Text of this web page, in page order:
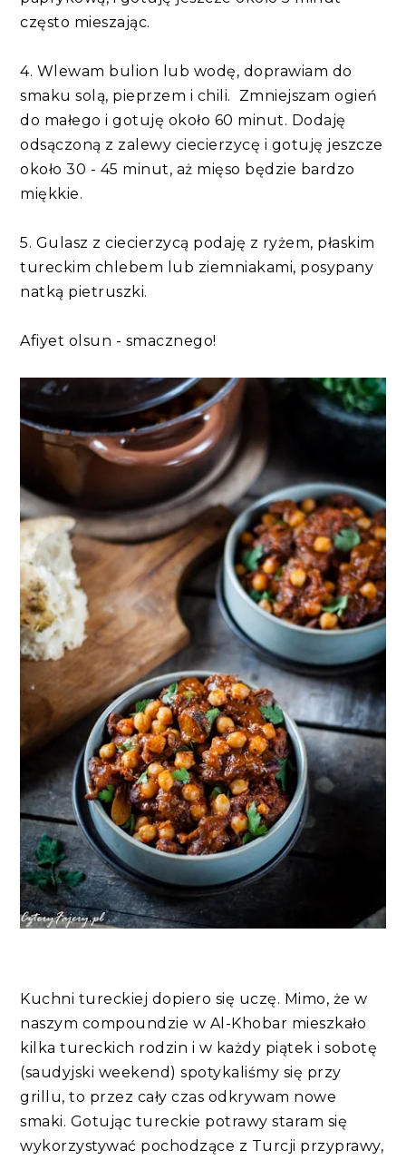
często mieszając.
4. Wlewam bulion lub wodę, doprawiam do
smaku solą, pieprzem i chili. Zmniejszam ogień
do małego i gotuję około 60 minut. Dodaję
odsączoną z zalewy ciecierzycę i gotuję jeszcze
około 30 - 45 minut, aż mięso będzie bardzo
miękkie.
5. Gulasz z ciecierzycą podaję z ryżem, płaskim
tureckim chlebem lub ziemniakami, posypany
natką pietruszki.
Afiyet olsun - smacznego!
Kuchni tureckiej dopiero się uczę. Mimo, że w
naszym compoundzie w Al-Khobar mieszkało
kilka tureckich rodzin i w każdy piątek i sobotę
(saudyjski weekend) spotykaliśmy się przy
grillu, to przez cały czas odkrywam nowe
smaki. Gotując tureckie potrawy staram się
wykorzystywać pochodzące z Turcji przyprawy,